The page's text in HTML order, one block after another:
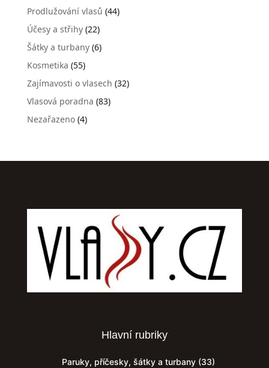
Prodlužování vlasů (44)
Účesy a střihy(22)
Šátky a turbany(6)
Kosmetika (55)
Zajímavosti o vlasech (32)
Vlasová poradna (83)
Nezařazeno(4)
Hlavní rubriky
Paruky, příčesky, šátky a turbany (33)